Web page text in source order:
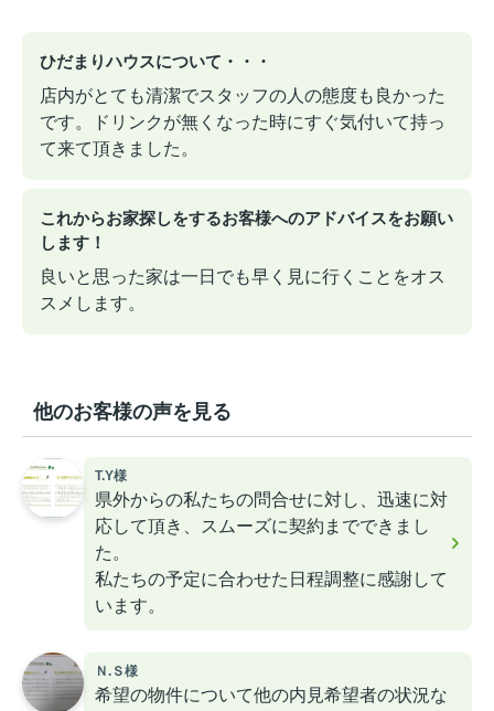
ひだまりハウスについて・・・
店内がとても清潔でスタッフの人の態度も良かった
です。ドリンクが無くなった時にすぐ気付いて持っ
て来て頂きました。
これからお家探しをするお客様へのアドバイスをお願い
します！
良いと思った家は一日でも早く見に行くことをオス
スメします。
他のお客様の声を見る
T.Y様
県外からの私たちの問合せに対し、迅速に対
応して頂き、スムーズに契約までできまし
た。
私たちの予定に合わせた日程調整に感謝して
います。
Ｎ.Ｓ様
希望の物件について他の内見希望者の状況な